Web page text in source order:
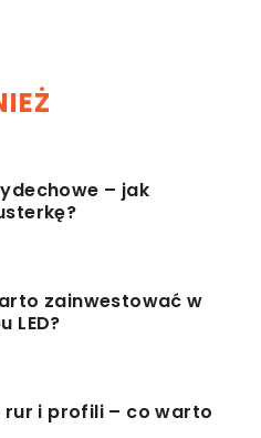
– jak
zainwestować w
LED?
rur i profili – co warto